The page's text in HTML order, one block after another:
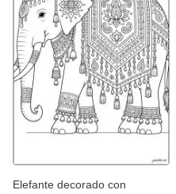
Elefante decorado con